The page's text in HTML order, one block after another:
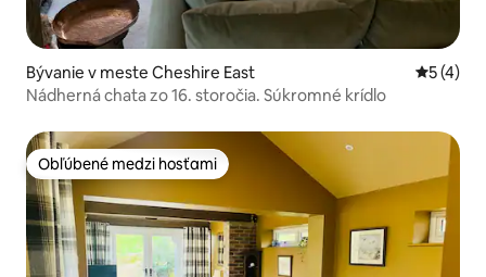
Bývanie v meste Cheshire East
5 (4)
Nádherná chata zo 16. storočia. Súkromné krídlo
Obľúbené medzi hosťami
Obľúbené medzi hosťami